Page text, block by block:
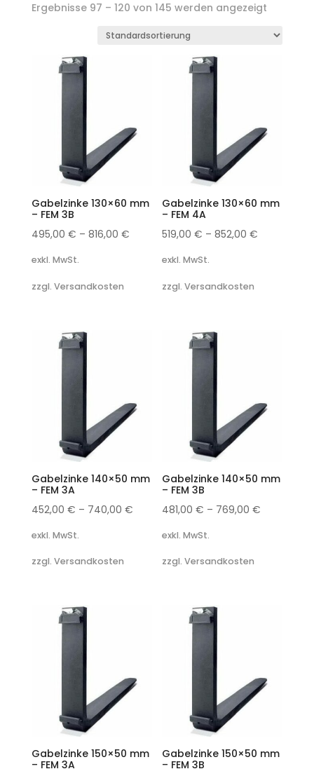
Ergebnisse 97 – 120 von 145 werden angezeigt
Gabelzinke 130×60 mm
– FEM 3B
495,00 € – 816,00 €
exkl. MwSt.
zzgl. Versandkosten
Gabelzinke 130×60 mm
– FEM 4A
519,00€ –852,00€
exkl. MwSt.
zzgl. Versandkosten
Gabelzinke 140×50 mm
– FEM 3A
452,00 € – 740,00 €
exkl. MwSt.
zzgl. Versandkosten
Gabelzinke 140×50 mm
– FEM 3B
481,00€ – 769,00€
exkl. MwSt.
zzgl. Versandkosten
Gabelzinke 150×50 mm
– FEM 3A
Gabelzinke 150×50 mm
– FEM 3B